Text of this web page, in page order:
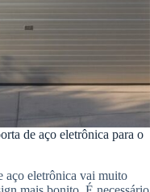
de aço eletrônica para o
aço eletrônica vai muito